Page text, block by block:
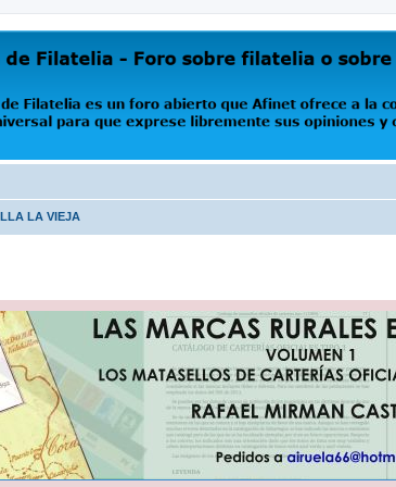
que Afinet ofrece a la comunidad filatélica universal para que
LA VIEJA